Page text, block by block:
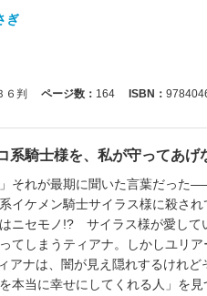
ぎ
６判 ページ数： 164 ISBN：
系騎士様を、私が守ってあげ
それが最期に聞いた言葉だっ
イケメン騎士サイラス様に殺され
ニセモノ!? サイラス様が愛して
てしまうティアナ。しかしユリア
ナは、闇が見え隠れするけれど
本当に幸せにしてくれる人」を見